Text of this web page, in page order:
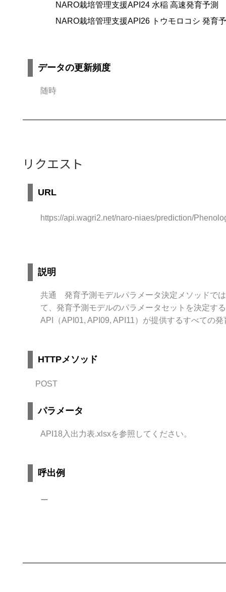
NARO栽培管理支援API24 水稲 高速発育予測
NARO栽培管理支援API26 トウモロコシ 発育
データの更新頻度
随時
リクエスト
URL
https://api.wagri2.net/naro-niaes/prediction/
説明
共通 発育予測モデルパラメータ決定メソッドで
て、発育予測モデルのパラメータセットを決定す
API（API01, API09, API11）が提供するすべての
HTTPメソッド
POST
パラメータ
API18入出力表.xlsxを参照してください。
呼出例
ー